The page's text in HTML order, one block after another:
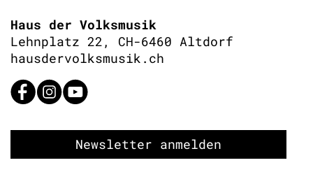
Haus der Volksmusik
Lehnplatz 22, CH-6460 Altdorf
hausdervolksmusik.ch
Newsletter anmelden